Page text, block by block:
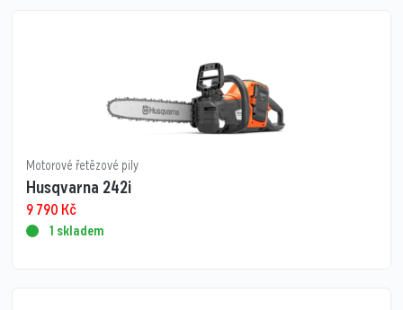
Motorové řetězové pily
Husqvarna 242i
9 790 Kč
1 skladem